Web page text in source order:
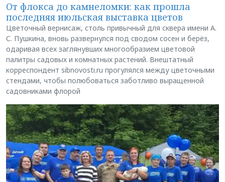
От флокса до камнеломки: как прошла
последняя июльская выставка цветов
Цветочный вернисаж, столь привычный для сквера имени А.
С. Пушкина, вновь развернулся под сводом сосен и берёз,
одаривая всех заглянувших многообразием цветовой
палитры садовых и комнатных растений. Внештатный
корреспондент sibnovosti.ru прогулялся между цветочными
стендами, чтобы полюбоваться заботливо выращенной
садовниками флорой